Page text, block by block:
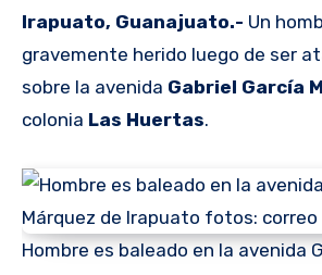
Irapuato, Guanajuato.- Un
gravemente herido luego de ser
sobre la avenida Gabriel García
colonia Las Huertas.
Hombre es baleado en la avenida